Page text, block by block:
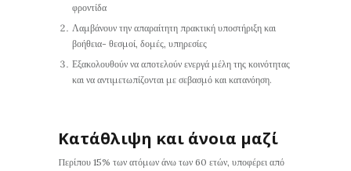
φροντίδα
Λαμβάνουν την απαραίτητη πρακτική υποστήριξη και
βοήθεια- θεσμοί, δομές, υπηρεσίες
Εξακολουθούν να αποτελούν ενεργά μέλη της κοινότητας
και να αντιμετωπίζονται με σεβασμό και κατανόηση.
Κατάθλιψη και άνοια μαζί
Περίπου 15% των ατόμων άνω των 60 ετών, υποφέρει από